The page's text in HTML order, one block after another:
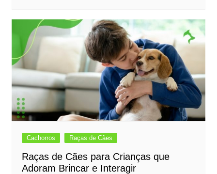
Cachorros Raças de Cães
Raças de Cães para Crianças que
Adoram Brincar e Interagir